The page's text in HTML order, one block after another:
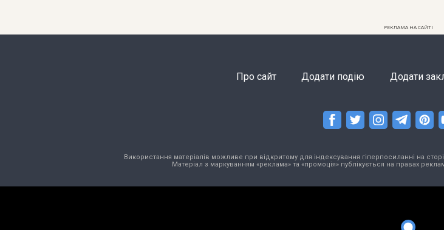
РЕКЛАМА НА САЙТІ
Про сайт Додати подію Додати
Використання матеріалів можливе при відкритому для індексування гіперпосиланні на
Матеріал з маркуванням «реклама» та «промоція» публікується на правах